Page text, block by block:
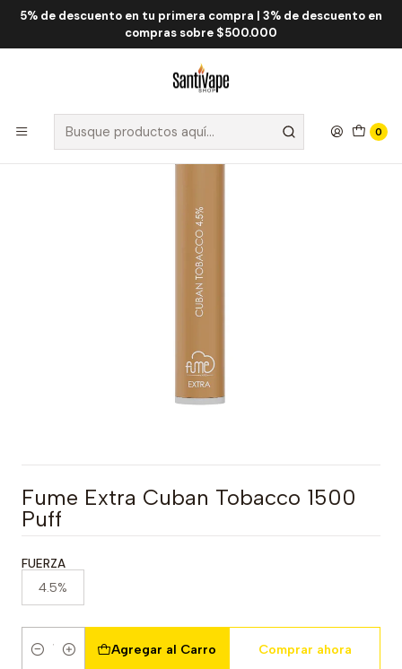
5% de descuento en tu primera compra | 3% de descuento en
compras sobre $500.000
0
Inicio Fume QRJOY Fume Extra 1.500 Puff
Fume Extra Cuban Tobacco 1500 Puff
Fume Extra Cuban Tobacco 1500
Puff
FUERZA
4.5%
Cantidad
Agregar al Carro Comprar ahora